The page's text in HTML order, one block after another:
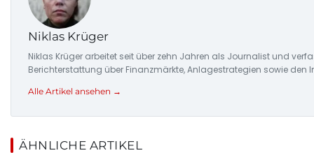
Niklas Krüger
Niklas Krüger arbeitet seit über zehn Jahren als Journalist und
Berichterstattung über Finanzmärkte, Anlagestrategien sowie
Alle Artikel ansehen →
ÄHNLICHE ARTIKEL